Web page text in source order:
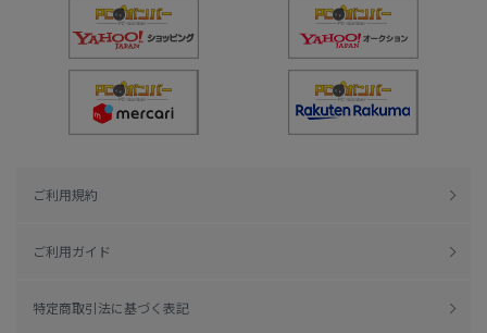
ご利用規約
ご利用ガイド
特定商取引法に基づく表記